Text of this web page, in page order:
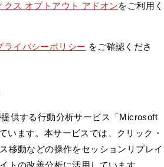
クス オプトアウト アドオンをご利用く
ライバシーポリシー をご確認くださ
供する行動分析サービス「Microsoft
います。本サービスでは、クリック・
移動などの操作をセッションリプレイ
トの改善分析に活用しています。